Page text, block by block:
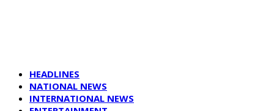
HEADLINES
NATIONAL NEWS
INTERNATIONAL NEWS